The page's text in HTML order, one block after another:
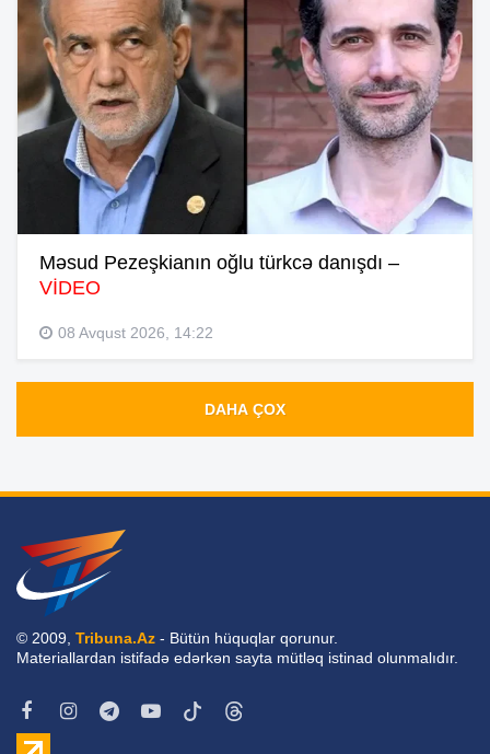
Məsud Pezeşkianın oğlu türkcə danışdı –
VİDEO
08 Avqust 2026, 14:22
DAHA ÇOX
© 2009, Tribuna.Az - Bütün hüquqlar qorunur.
Materiallardan istifadə edərkən sayta mütləq istinad olunmalıdır.